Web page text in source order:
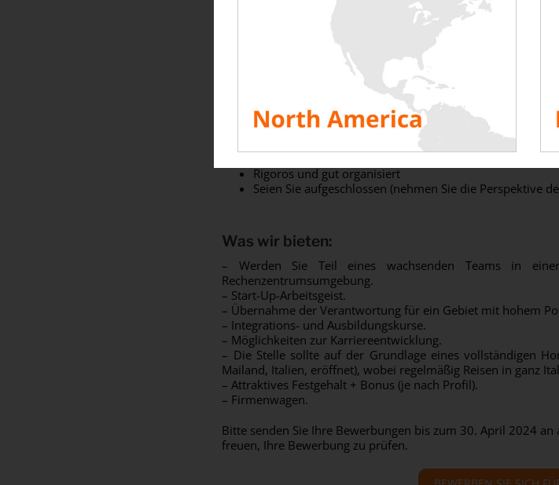
Eine Ausbildung als Verkäufer oder/und Ingenieur haben
Erfahrung in einem Vermietungsunternehmen oder/
aber nicht zwingend erforderlich.
Kenntnisse oder/und Erfahrung im Bereich Elektrizität
Spricht fließend Italienisch und Englisch.
Fähigkeit, im Team zu arbeiten.
Ausgezeichnete Kommunikationsfähigkeiten.
Kreatives und innovatives Denken, proaktive
Anpassungsfähig und rigoros.
Jäger und Züchter sein (Kundengewinnung und -bindung).
Rigoros und gut organisiert
Seien Sie aufgeschlossen (nehmen Sie die Perspektive
Was wir bieten:
– Werden Sie Teil eines wachsenden Teams in
Rechenzentrumsumgebung.
– Start-Up-Arbeitsgeist.
– Übernahme der Verantwortung für ein Gebiet mit hohem
– Integrations- und Ausbildungskurse.
– Möglichkeiten zur Karriereentwicklung.
– Die Stelle sollte auf der Grundlage eines vollständigen
Mailand, Italien, eröffnet), wobei regelmäßig Reisen in ganz
– Attraktives Festgehalt + Bonus (je nach Profil).
– Firmenwagen.
Bitte senden Sie Ihre Bewerbungen bis zum 30. April 2024 an
freuen, Ihre Bewerbung zu prüfen.